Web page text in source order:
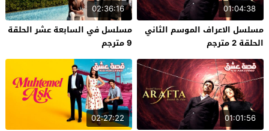
01:04:38
مسلسل الاعراف الموسم الثاني
الحلقة 2 مترجم
02:36:16
مسلسل في السابعة عشر الحلقة
9 مترجم
01:01:56
02:27:22